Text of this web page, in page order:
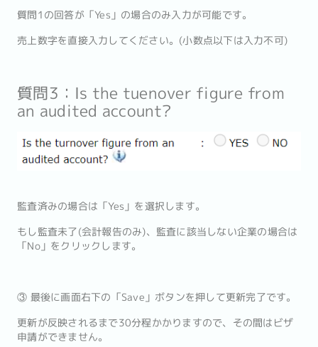
質問1の回答が「Yes」の場合のみ入力が可能です。
売上数字を直接入力してください。(小数点以下は入力不可)
質問3：Is the tuenover figure from
an audited account?
監査済みの場合は「Yes」を選択します。
もし監査未了(会計報告のみ)、監査に該当しない企業の場合は
「No」をクリックします。
③ 最後に画面右下の「Save」ボタンを押して更新完了です。
更新が反映されるまで30分程かかりますので、その間はビザ
申請ができません。